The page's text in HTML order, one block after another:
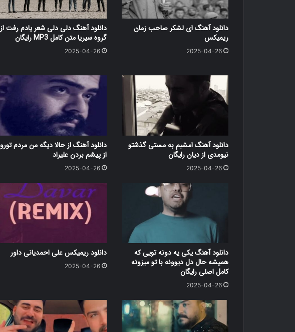
دانلود آهنگ ای لشکر صاحب زمان
ریمیکس
2025-04-26
دانلود آهنگ دلی دلی شعر یادم رفت از
گروه سیریا متن کامل MP3 رایگان
2025-04-26
دانلود آهنگ امشبم به مستی گذشتو
نیومدی از دیان رایگان
2025-04-26
دانلود آهنگ از حالا دیگه من مردم تورو
از پیشم بردن علیراد
2025-04-26
دانلود آهنگ یکی یه دونه تویی که
همیشه حال دل دیوونه با تو میزونه
کامل اصلی رایگان
2025-04-26
دانلود ریمیکس علی احمدیانی داور
2025-04-26